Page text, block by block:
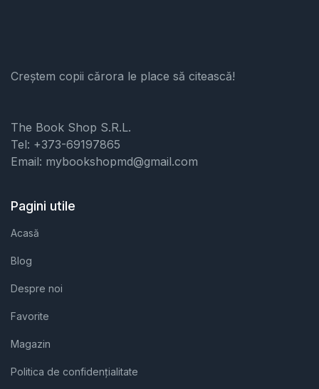
Creștem copii cărora le place să citească!
The Book Shop S.R.L.
Tel: +373-69197865
Email: mybookshopmd@gmail.com
Pagini utile
Acasă
Blog
Despre noi
Favorite
Magazin
Politica de confidențialitate